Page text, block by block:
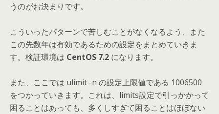
うのがお決まりです。
こういったパターンで苦しむことがなくなるよう、また
この先数年は有効であるための設定をまとめていきま
す。検証環境は CentOS 7.2 になります。
また、ここでは ulimit -n の設定上限値である 1006500
をつかっていきます。これは、limits設定で引っかかって
困ることはあっても、多くしすぎて困ることはほぼない